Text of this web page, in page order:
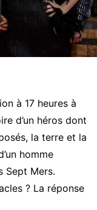
à 17 heures à
d’un héros dont
la terre et la
homme
Sept Mers.
? La réponse